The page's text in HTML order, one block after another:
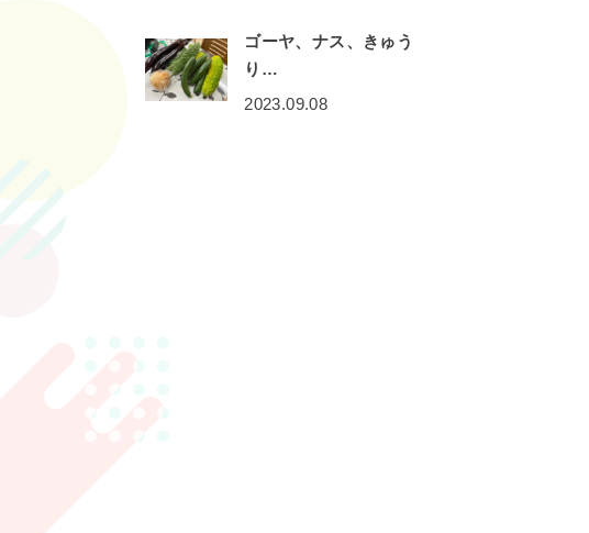
ゴーヤ、ナス、きゅう
り…
2023.09.08